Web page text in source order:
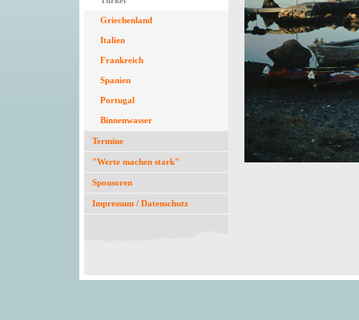
Griechenland
Italien
Frankreich
Spanien
Portugal
Binnenwasser
Termine
"Werte machen stark"
Sponsoren
Impressum / Datenschutz